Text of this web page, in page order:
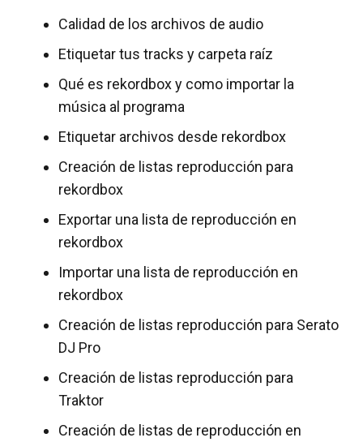
Calidad de los archivos de audio
Etiquetar tus tracks y carpeta raíz
Qué es rekordbox y como importar la
música al programa
Etiquetar archivos desde rekordbox
Creación de listas reproducción para
rekordbox
Exportar una lista de reproducción en
rekordbox
Importar una lista de reproducción en
rekordbox
Creación de listas reproducción para Serato
DJ Pro
Creación de listas reproducción para
Traktor
Creación de listas de reproducción en